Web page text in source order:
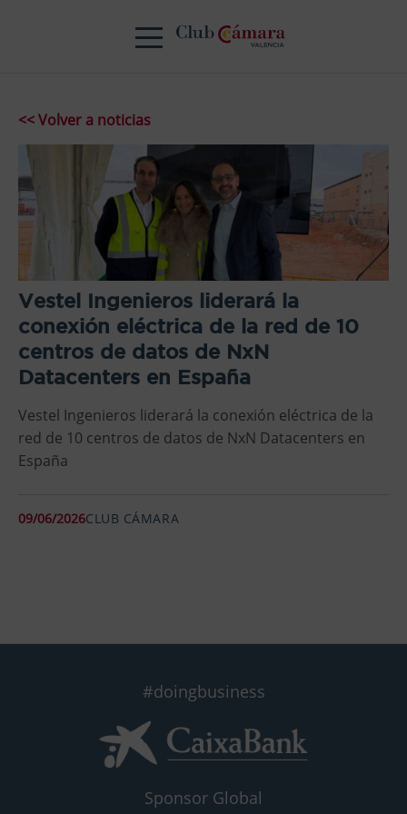
<< Volver a noticias
Vestel Ingenieros liderará la
conexión eléctrica de la red de 10
centros de datos de NxN
Datacenters en España
Vestel Ingenieros liderará la conexión eléctrica de la
red de 10 centros de datos de NxN Datacenters en
España
09/06/2026CLUB CÁMARA
#doingbusiness
Sponsor Global